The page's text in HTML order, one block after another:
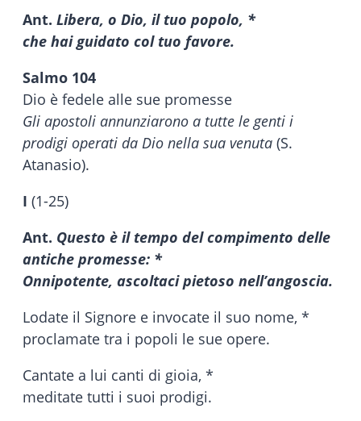
Ant. Libera, o Dio, il tuo popolo, *
che hai guidato col tuo favore.
Salmo 104
Dio è fedele alle sue promesse
Gli apostoli annunziarono a tutte le genti i
prodigi operati da Dio nella sua venuta (S.
Atanasio).
I (1-25)
Ant. Questo è il tempo del compimento delle
antiche promesse: *
Onnipotente, ascoltaci pietoso nell’angoscia.
Lodate il Signore e invocate il suo nome, *
proclamate tra i popoli le sue opere.
Cantate a lui canti di gioia, *
meditate tutti i suoi prodigi.